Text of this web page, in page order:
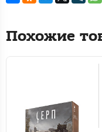
Похожие